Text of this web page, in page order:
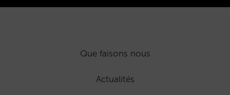
Que faisons nous
Actualités